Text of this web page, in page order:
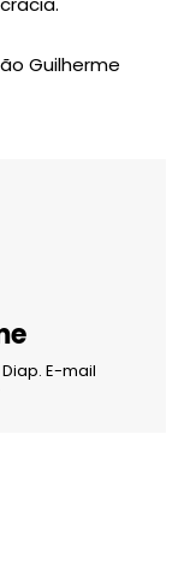
Guilherme
E-mail